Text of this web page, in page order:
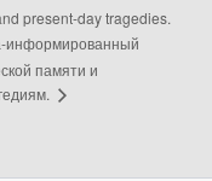
present-day tragedies.
информированный
памяти и